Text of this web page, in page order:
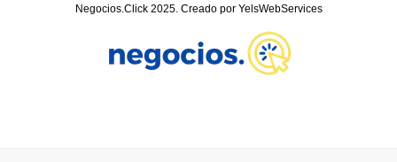
Negocios.Click 2025. Creado por YelsWebServices